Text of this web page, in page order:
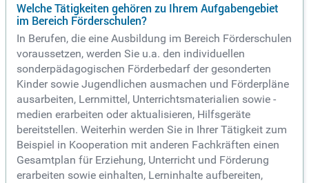
Welche Tätigkeiten gehören zu Ihrem Aufgabengebiet
im Bereich Förderschulen?
In Berufen, die eine Ausbildung im Bereich Förderschulen
voraussetzen, werden Sie u.a. den individuellen
sonderpädagogischen Förderbedarf der gesonderten
Kinder sowie Jugendlichen ausmachen und Förderpläne
ausarbeiten, Lernmittel, Unterrichtsmaterialien sowie -
medien erarbeiten oder aktualisieren, Hilfsgeräte
bereitstellen. Weiterhin werden Sie in Ihrer Tätigkeit zum
Beispiel in Kooperation mit anderen Fachkräften einen
Gesamtplan für Erziehung, Unterricht und Förderung
erarbeiten sowie einhalten, Lerninhalte aufbereiten,